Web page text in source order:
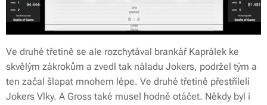
Ve druhé třetině se ale rozchytával brankář Kaprálek ke
skvělým zákrokům a zvedl tak náladu Jokers, podržel tým a
ten začal šlapat mnohem lépe. Ve druhé třetině přestříleli
Jokers Vlky. A Gross také musel hodně otáčet. Někdy byl i